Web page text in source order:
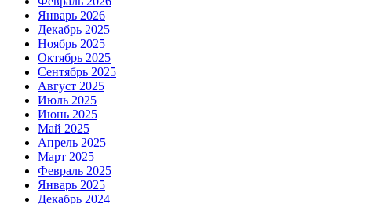
Январь 2026
Декабрь 2025
Ноябрь 2025
Октябрь 2025
Сентябрь 2025
Август 2025
Июль 2025
Июнь 2025
Май 2025
Апрель 2025
Март 2025
Февраль 2025
Январь 2025
Декабрь 2024